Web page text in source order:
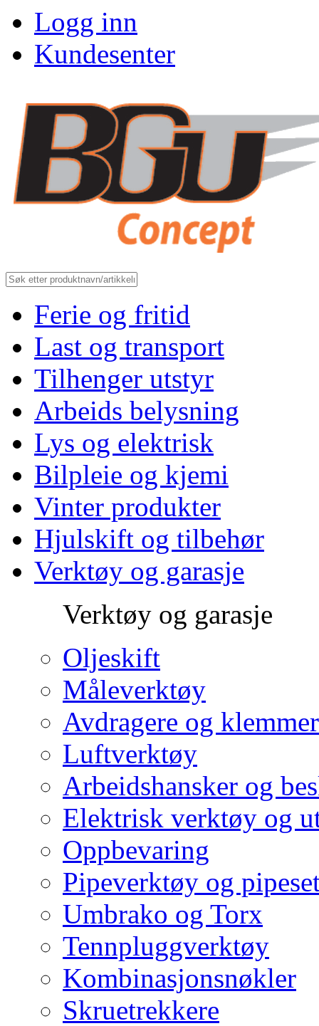
Logg inn
Kundesenter
Ferie og fritid
Last og transport
Tilhenger utstyr
Arbeids belysning
Lys og elektrisk
Bilpleie og kjemi
Vinter produkter
Hjulskift og tilbehør
Verktøy og garasje
Verktøy og garasje
Oljeskift
Måleverktøy
Avdragere og klemmer
Luftverktøy
Arbeidshansker og
Elektrisk verktøy og
Oppbevaring
Pipeverktøy og
Umbrako og Torx
Tennpluggverktøy
Kombinasjonsnøkler
Skruetrekkere